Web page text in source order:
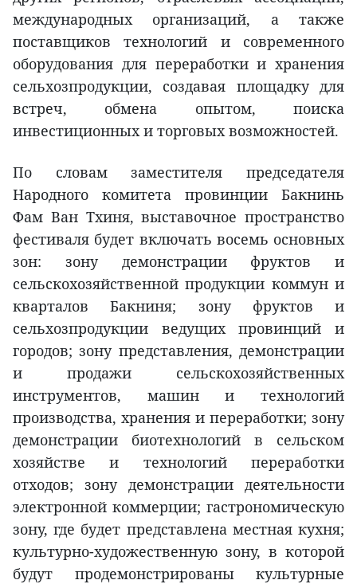
международных организаций, а также
поставщиков технологий и современного
оборудования для переработки и хранения
сельхозпродукции, создавая площадку для
встреч, обмена опытом, поиска
инвестиционных и торговых возможностей.
По словам заместителя председателя
Народного комитета провинции Бакнинь
Фам Ван Тхиня, выставочное пространство
фестиваля будет включать восемь основных
зон: зону демонстрации фруктов и
сельскохозяйственной продукции коммун и
кварталов Бакниня; зону фруктов и
сельхозпродукции ведущих провинций и
городов; зону представления, демонстрации
и продажи сельскохозяйственных
инструментов, машин и технологий
производства, хранения и переработки; зону
демонстрации биотехнологий в сельском
хозяйстве и технологий переработки
отходов; зону демонстрации деятельности
электронной коммерции; гастрономическую
зону, где будет представлена местная кухня;
культурно-художественную зону, в которой
будут продемонстрированы культурные